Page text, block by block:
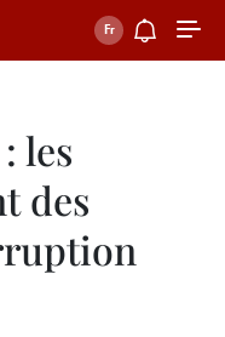
les
des